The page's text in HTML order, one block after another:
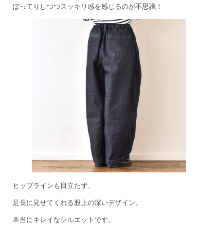
ぽってりしつつスッキリ感を感じるのが不思議！
ヒップラインも目立たず、
足長に見せてくれる股上の深いデザイン。
本当にキレイなシルエットです。